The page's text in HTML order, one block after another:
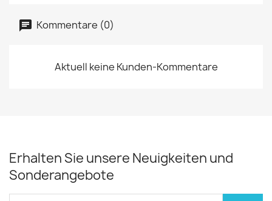
Kommentare (0)
Aktuell keine Kunden-Kommentare
Erhalten Sie unsere Neuigkeiten und
Sonderangebote